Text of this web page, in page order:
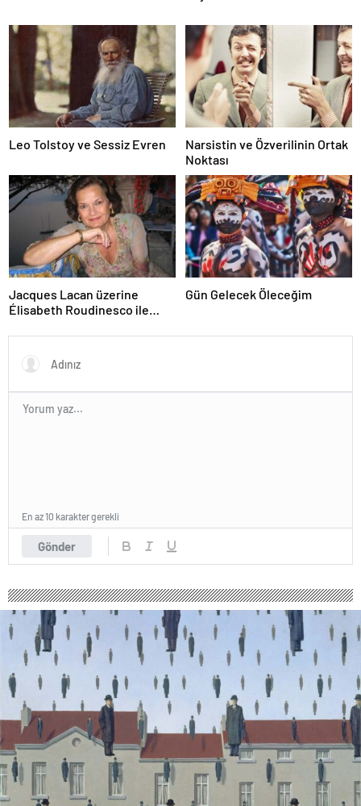
Leo Tolstoy ve Sessiz Evren
Narsistin ve Özverilinin Ortak
Noktası
Jacques Lacan üzerine
Élisabeth Roudinesco ile
Gün Gelecek Öleceğim
Gönder
En az 10 karakter gerekli